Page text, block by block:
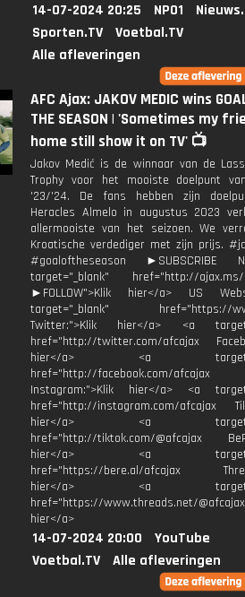
14-07-2024 20:25 NPO1
Sporten.TV
Voetbal.TV
Alle afleveringen
AFC Ajax: JAKOV MEDIC wins
THE SEASON | 'Sometimes my
home still show it on TV' 📺
Jakov Medić is de winnaar van de
Trophy voor het mooiste doelpunt
'23/'24. De fans hebben zijn
Heracles Almelo in augustus 2023
allermooiste van het seizoen. We
Kroatische verdediger met zijn prijs.
#goaloftheseason ►SUBSCRIBE
target="_blank" href="http://ajax.ms/
►FOLLOW">Klik hier</a> US
target="_blank" href="https://
Twitter:">Klik hier</a> <a
href="http://twitter.com/afcajax
hier</a> <a
href="http://facebook.com/afcajax
Instagram:">Klik hier</a> <a
href="http://instagram.com/afcajax
hier</a> <a
href="http://tiktok.com/@afcajax
hier</a> <a
href="https://bere.al/afcajax
hier</a> <a
href="https://www.threads.net/
hier</a>
14-07-2024 20:00
YouTube
Voetbal.TV
Alle afleveringen